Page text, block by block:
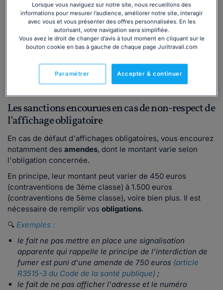
adresse et numéro de téléphone du médecin du travail,
de l'inspection du travail et le nom de l'inspecteur
compétent, du Défenseur des droits ;
adresse et numéro de téléphone des services de
secours d'urgence (pompiers, SAMU par exemple) ;
la caisse des congés payés le cas échéant (caisse,
adresse et numéro de téléphone) ;
Les sanctions encourues en cas de non-respect de
l’affichage obligatoire
En cas de défaut d'affichages obligatoires, vous encourez
notamment des amendes, dont le montant varie selon
l'obligation concernée.
En principe, leur montant peut varier de 450 euros
(contraventions de 3ème classe) à 1.500 euros
(contraventions de 5ème classe), voire bien plus. Il est
nécessaire de remplir vos obligations.
🔍 Exemples :
le fait ne pas mettre en place une signalisation
apparente qui rappelle le principe de l'interdiction de
fumer est puni d'une amende de 750 euros (article
R3515-3 du Code de la santé publique) ;
le fait de ne pas afficher l'adresse et le numéro
Lorsque vous naviguez sur notre site, nous recueillons des
informations pour mesurer l’audience, améliorer notre site, interagir
avec vous et vous présenter des offres personnalisées. En les
autorisant, votre navigation sera simplifiée.
Vous avez le droit de changer d’avis à tout moment en cliquant sur le
bouton cookie en bas à gauche de chaque page Juritravail.com
Accepter & continuer
Paramétrer